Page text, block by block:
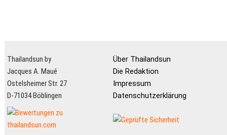
Thailandsun by
Jacques A. Maué
Ostelsheimer Str. 27
D-71034 Böblingen
Über Thailandsun
Die Redaktion
Impressum
Datenschutzerklärung